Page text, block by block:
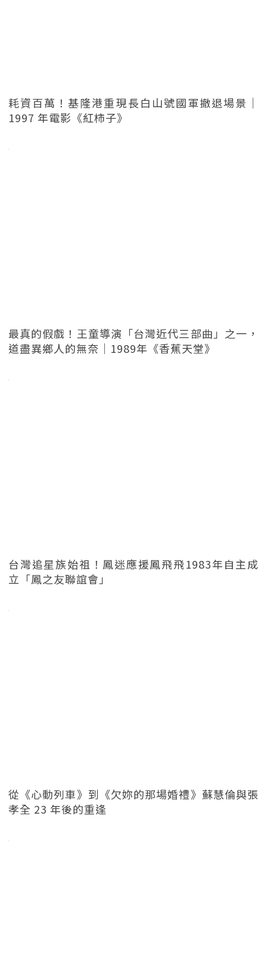
耗資百萬！基隆港重現長白山號國軍撤退場景｜
1997 年電影《紅柿子》
最真的假戲！王童導演「台灣近代三部曲」之一，
道盡異鄉人的無奈｜1989年《香蕉天堂》
台灣追星族始祖！鳳迷應援鳳飛飛1983年自主成
立「鳳之友聯誼會」
從《心動列車》到《欠妳的那場婚禮》蘇慧倫與張
孝全 23 年後的重逢